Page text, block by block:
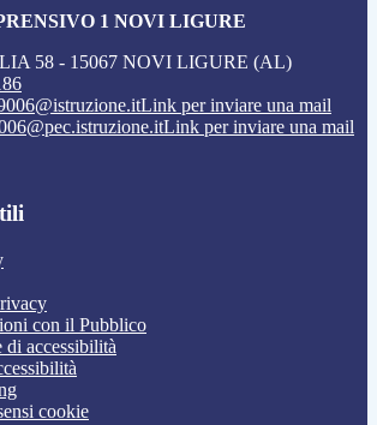
1 NOVI LIGURE
58 - 15067 NOVI LIGURE (AL)
Link per inviare una mail
Link per inviare una mail
con il Pubblico
accessibilità
cookie